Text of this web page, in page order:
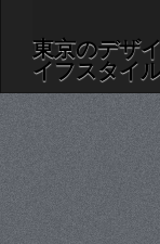
東京のデザ
イフスタイ